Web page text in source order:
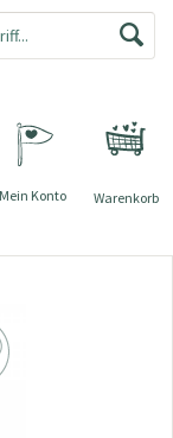
Warenkorb
Mein Konto